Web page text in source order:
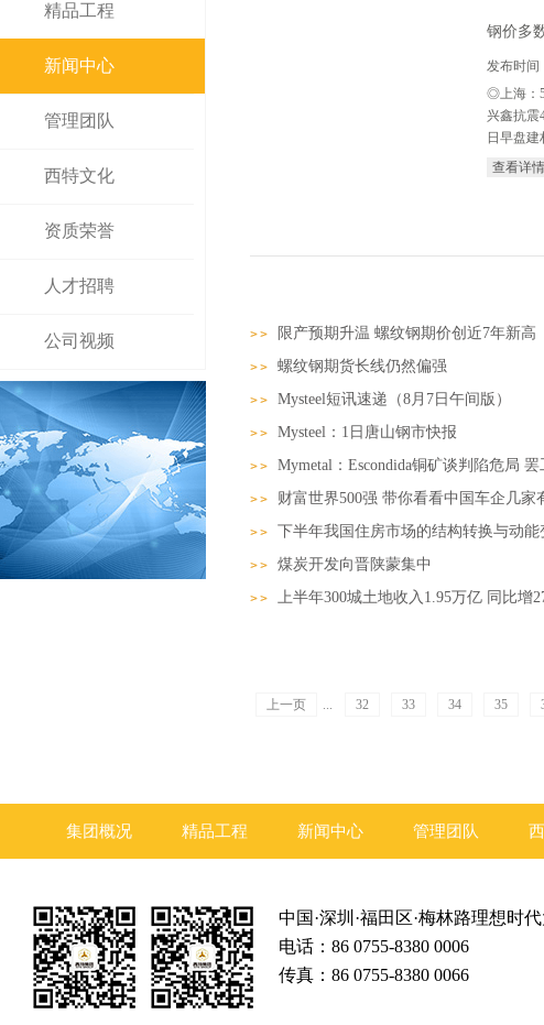
精品工程
新闻中心
管理团队
西特文化
资质荣誉
人才招聘
公司视频
钢价多
发布时间
◎上海：5
兴鑫抗震
日早盘建
位：元/
4960元/
4840，
铁
查看详
限产预期升温 螺纹钢期价创近7年新高
螺纹钢期货长线仍然偏强
Mysteel短讯速递（8月7日午间版）
Mysteel：1日唐山钢市快报
Mymetal：Escondida铜矿谈判陷危局
财富世界500强 带你看看中国车企几家
下半年我国住房市场的结构转换与动能
煤炭开发向晋陕蒙集中
上半年300城土地收入1.95万亿 同比增
上一页 ... 32 33 34 35
集团概况 精品工程 新闻中心 管理团队
中国·深圳·福田区·梅林路理想时
电话：86 0755-8380 0006
传真：86 0755-8380 0066